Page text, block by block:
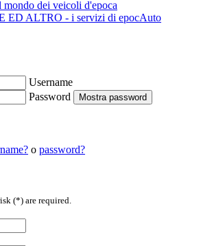
dei veicoli d'epoca
ED ALTRO - i servizi di epocAuto
Username
Password
Mostra password
o password?
(*) are required.